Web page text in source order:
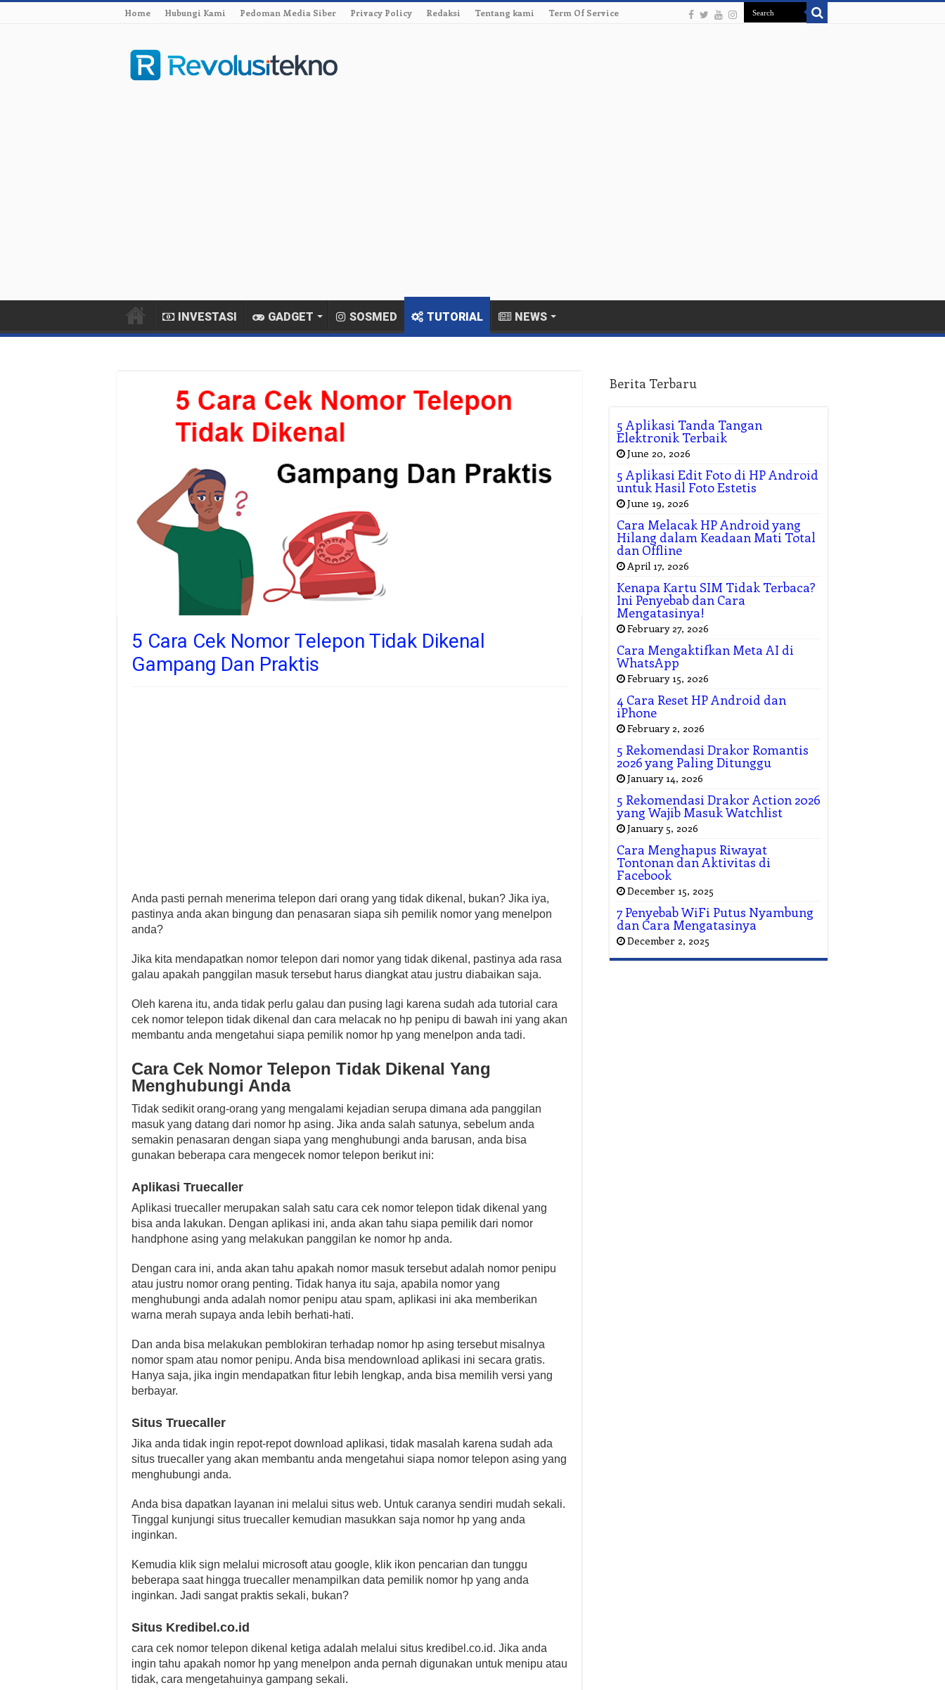
Home Hubungi Kami Pedoman Media Siber Privacy Policy Redaksi Tentang kami Term Of Service
INVESTASI GADGET SOSMED TUTORIAL NEWS
5 Cara Cek Nomor Telepon Tidak Dikenal
Gampang Dan Praktis
Anda pasti pernah menerima telepon dari orang yang tidak dikenal, bukan? Jika iya,
pastinya anda akan bingung dan penasaran siapa sih pemilik nomor yang menelpon
anda?
Jika kita mendapatkan nomor telepon dari nomor yang tidak dikenal, pastinya ada rasa
galau apakah panggilan masuk tersebut harus diangkat atau justru diabaikan saja.
Oleh karena itu, anda tidak perlu galau dan pusing lagi karena sudah ada tutorial cara
cek nomor telepon tidak dikenal dan cara melacak no hp penipu di bawah ini yang akan
membantu anda mengetahui siapa pemilik nomor hp yang menelpon anda tadi.
Cara Cek Nomor Telepon Tidak Dikenal Yang
Menghubungi Anda
Tidak sedikit orang-orang yang mengalami kejadian serupa dimana ada panggilan
masuk yang datang dari nomor hp asing. Jika anda salah satunya, sebelum anda
semakin penasaran dengan siapa yang menghubungi anda barusan, anda bisa
gunakan beberapa cara mengecek nomor telepon berikut ini:
Aplikasi Truecaller
Aplikasi truecaller merupakan salah satu cara cek nomor telepon tidak dikenal yang
bisa anda lakukan. Dengan aplikasi ini, anda akan tahu siapa pemilik dari nomor
handphone asing yang melakukan panggilan ke nomor hp anda.
Dengan cara ini, anda akan tahu apakah nomor masuk tersebut adalah nomor penipu
atau justru nomor orang penting. Tidak hanya itu saja, apabila nomor yang
menghubungi anda adalah nomor penipu atau spam, aplikasi ini aka memberikan
warna merah supaya anda lebih berhati-hati.
Dan anda bisa melakukan pemblokiran terhadap nomor hp asing tersebut misalnya
nomor spam atau nomor penipu. Anda bisa mendownload aplikasi ini secara gratis.
Hanya saja, jika ingin mendapatkan fitur lebih lengkap, anda bisa memilih versi yang
berbayar.
Situs Truecaller
Jika anda tidak ingin repot-repot download aplikasi, tidak masalah karena sudah ada
situs truecaller yang akan membantu anda mengetahui siapa nomor telepon asing yang
menghubungi anda.
Anda bisa dapatkan layanan ini melalui situs web. Untuk caranya sendiri mudah sekali.
Tinggal kunjungi situs truecaller kemudian masukkan saja nomor hp yang anda
inginkan.
Kemudia klik sign melalui microsoft atau google, klik ikon pencarian dan tunggu
beberapa saat hingga truecaller menampilkan data pemilik nomor hp yang anda
inginkan. Jadi sangat praktis sekali, bukan?
Situs Kredibel.co.id
cara cek nomor telepon dikenal ketiga adalah melalui situs kredibel.co.id. Jika anda
ingin tahu apakah nomor hp yang menelpon anda pernah digunakan untuk menipu atau
tidak, cara mengetahuinya gampang sekali.
Berita Terbaru
5 Aplikasi Tanda Tangan
Elektronik Terbaik
June 20, 2026
5 Aplikasi Edit Foto di HP Android
untuk Hasil Foto Estetis
June 19, 2026
Cara Melacak HP Android yang
Hilang dalam Keadaan Mati Total
dan Offline
April 17, 2026
Kenapa Kartu SIM Tidak Terbaca?
Ini Penyebab dan Cara
Mengatasinya!
February 27, 2026
Cara Mengaktifkan Meta AI di
WhatsApp
February 15, 2026
4 Cara Reset HP Android dan
iPhone
February 2, 2026
5 Rekomendasi Drakor Romantis
2026 yang Paling Ditunggu
January 14, 2026
5 Rekomendasi Drakor Action 2026
yang Wajib Masuk Watchlist
January 5, 2026
Cara Menghapus Riwayat
Tontonan dan Aktivitas di
Facebook
December 15, 2025
7 Penyebab WiFi Putus Nyambung
dan Cara Mengatasinya
December 2, 2025